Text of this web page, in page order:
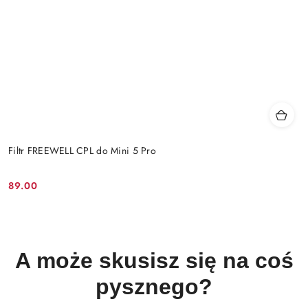
Filtr FREEWELL CPL do Mini 5 Pro
Cena:
89.00
A może skusisz się na coś
pysznego?